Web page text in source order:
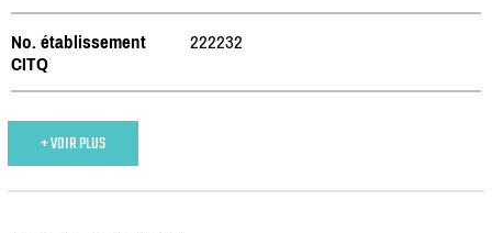
No. établissement
CITQ
222232
+ VOIR PLUS